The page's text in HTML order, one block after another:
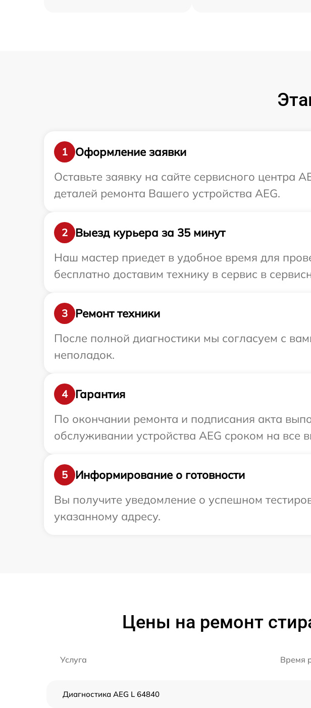
1
Оформление заявки
Оставьте заявку на сайте сервисного центра
деталей ремонта Вашего устройства AEG.
2
Выезд курьера за 35 минут
Наш мастер приедет в удобное время для
бесплатно доставим технику в сервис в
3
Ремонт техники
После полной диагностики мы согласуем с
неполадок.
4
Гарантия
По окончании ремонта и подписания акта
обслуживании устройства AEG сроком на все
5
Информирование о готовности
Вы получите уведомление о успешном
указанному адресу.
Цены на ремонт
Услуга Время
Диагностика AEG L 64840